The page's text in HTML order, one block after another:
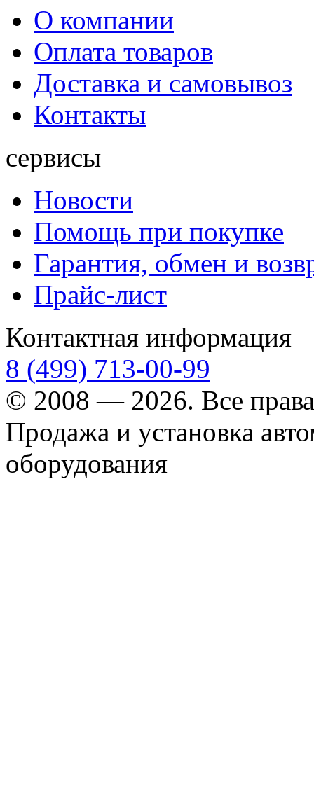
О компании
Оплата товаров
Доставка и самовывоз
Контакты
сервисы
Новости
Помощь при покупке
Гарантия, обмен и
Прайс-лист
Контактная информация
8 (499) 713-00-99
© 2008 — 2026. Все
Продажа и установка
оборудования